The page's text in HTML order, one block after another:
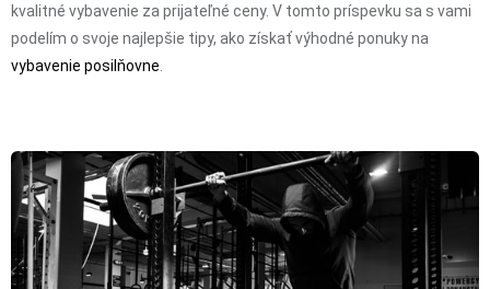
kvalitné vybavenie za prijateľné ceny. V tomto príspevku sa s vami
podelím o svoje najlepšie tipy, ako získať výhodné ponuky na
vybavenie posilňovne